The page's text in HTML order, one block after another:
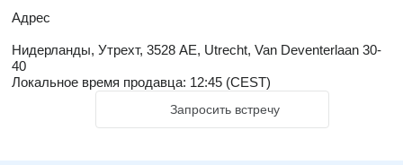
Адрес
Нидерланды, Утрехт, 3528 AE, Utrecht, Van Deventerlaan 30-
40
Локальное время продавца: 12:45 (CEST)
Запросить встречу